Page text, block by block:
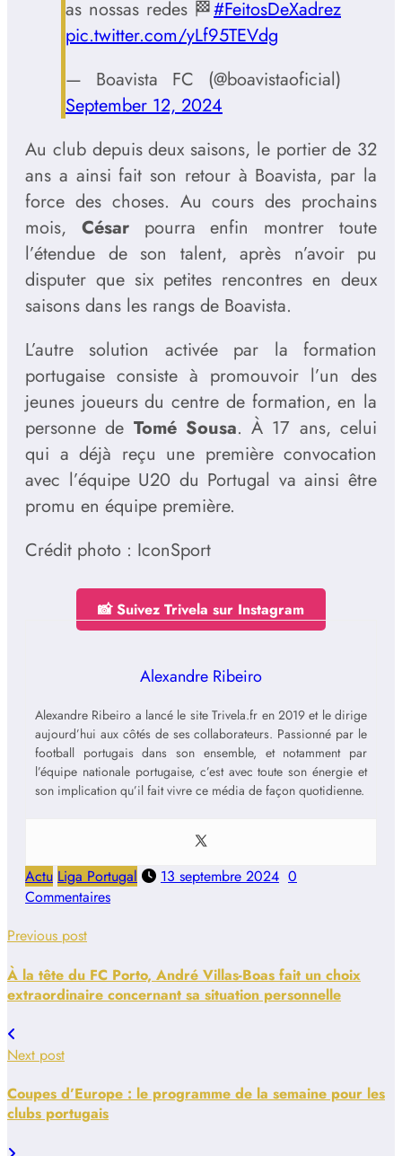
as nossas redes 🏁#FeitosDeXadrez
pic.twitter.com/yLf95TEVdg
— Boavista FC (@boavistaoficial)
September 12, 2024
Au club depuis deux saisons, le portier de 32
ans a ainsi fait son retour à Boavista, par la
force des choses. Au cours des prochains
mois, Césarpourra enfin montrer toute
l’étendue de son talent, après n’avoir pu
disputer que six petites rencontres en deux
saisons dans les rangs de Boavista.
L’autre solution activée par la formation
portugaise consiste à promouvoir l’un des
jeunes joueurs du centre de formation, en la
personne de Tomé Sousa. À 17 ans, celui
qui a déjà reçu une première convocation
avec l’équipe U20 du Portugal va ainsi être
promu en équipe première.
Crédit photo : IconSport
📸 Suivez Trivela sur Instagram
Alexandre Ribeiro
Alexandre Ribeiro a lancé le site Trivela.fr en 2019 et le dirige
aujourd’hui aux côtés de ses collaborateurs. Passionné par le
football portugais dans son ensemble, et notamment par
l’équipe nationale portugaise, c’est avec toute son énergie et
son implication qu’il fait vivre ce média de façon quotidienne.
Actu Liga Portugal 13 septembre 2024 0
Commentaires
Previous post
À la tête du FC Porto, André Villas-Boas fait un choix
extraordinaire concernant sa situation personnelle
Next post
Coupes d’Europe : le programme de la semaine pour les
clubs portugais